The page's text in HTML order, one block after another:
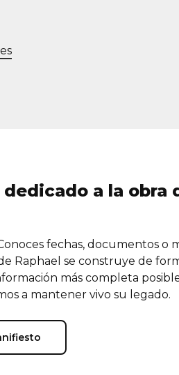
a la obra
fechas, documentos o
Raphael se construye de
más completa
a mantener vivo su legado.